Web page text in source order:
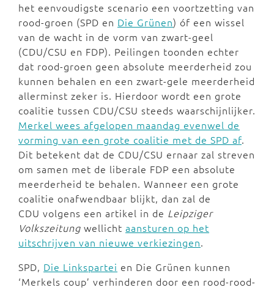
het eenvoudigste scenario een voortzetting van
rood-groen (SPD en Die Grünen) óf een wissel
van de wacht in de vorm van zwart-geel
(CDU/CSU en FDP). Peilingen toonden echter
dat rood-groen geen absolute meerderheid zou
kunnen behalen en een zwart-gele meerderheid
allerminst zeker is. Hierdoor wordt een grote
coalitie tussen CDU/CSU steeds waarschijnlijker.
Merkel wees afgelopen maandag evenwel de
vorming van een grote coalitie met de SPD af.
Dit betekent dat de CDU/CSU ernaar zal streven
om samen met de liberale FDP een absolute
meerderheid te behalen. Wanneer een grote
coalitie onafwendbaar blijkt, dan zal de
CDU volgens een artikel in de Leipziger
Volkszeitung wellicht aansturen op het
uitschrijven van nieuwe verkiezingen.
SPD, Die Linkspartei en Die Grünen kunnen
‘Merkels coup’ verhinderen door een rood-rood-